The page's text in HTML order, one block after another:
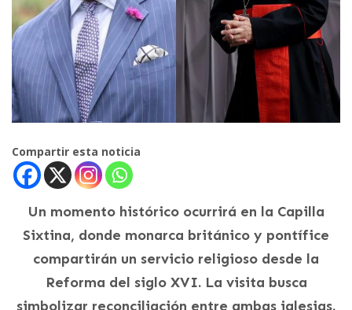
Compartir esta noticia
Un momento histórico ocurrirá en la Capilla
Sixtina, donde monarca británico y pontífice
compartirán un servicio religioso desde la
Reforma del siglo XVI. La visita busca
simbolizar reconciliación entre ambas iglesias.